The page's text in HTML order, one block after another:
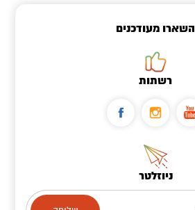
השארו מעודכנים
רשתות
ניוזלטר